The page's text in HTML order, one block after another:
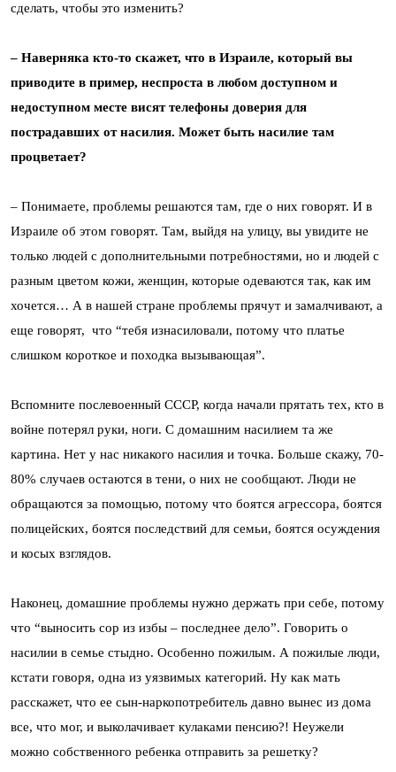
сделать, чтобы это изменить?
– Наверняка кто-то скажет, что в Израиле, который вы
приводите в пример, неспроста в любом доступном и
недоступном месте висят телефоны доверия для
пострадавших от насилия. Может быть насилие там
процветает?
– Понимаете, проблемы решаются там, где о них говорят. И в
Израиле об этом говорят. Там, выйдя на улицу, вы увидите не
только людей с дополнительными потребностями, но и людей с
разным цветом кожи, женщин, которые одеваются так, как им
хочется… А в нашей стране проблемы прячут и замалчивают, а
еще говорят, что “тебя изнасиловали, потому что платье
слишком короткое и походка вызывающая”.
Вспомните послевоенный СССР, когда начали прятать тех, кто в
войне потерял руки, ноги. С домашним насилием та же
картина. Нет у нас никакого насилия и точка. Больше скажу, 70-
80% случаев остаются в тени, о них не сообщают. Люди не
обращаются за помощью, потому что боятся агрессора, боятся
полицейских, боятся последствий для семьи, боятся осуждения
и косых взглядов.
Наконец, домашние проблемы нужно держать при себе, потому
что “выносить сор из избы – последнее дело”. Говорить о
насилии в семье стыдно. Особенно пожилым. А пожилые люди,
кстати говоря, одна из уязвимых категорий. Ну как мать
расскажет, что ее сын-наркопотребитель давно вынес из дома
все, что мог, и выколачивает кулаками пенсию?! Неужели
можно собственного ребенка отправить за решетку?